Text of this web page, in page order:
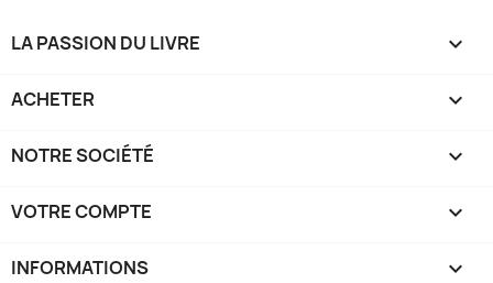
LA PASSION DU LIVRE 
ACHETER 
NOTRE SOCIÉTÉ 
VOTRE COMPTE 
INFORMATIONS keyboard_arrow_down